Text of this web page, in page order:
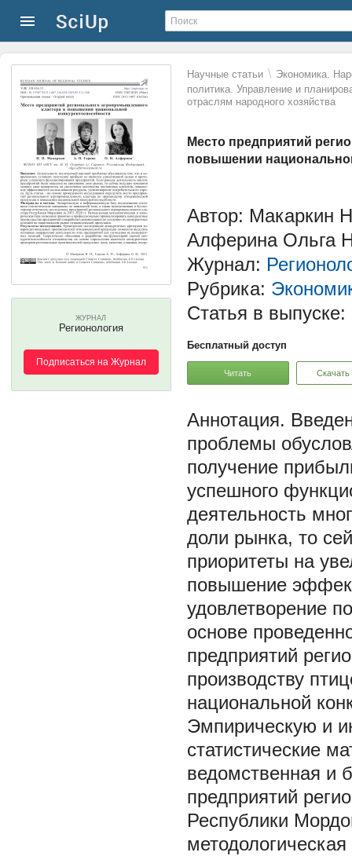
Научные статьи \ Экономика.
политика. Управление и
отраслям народного хозяйства
Место предприятий
повышении
ЖУРНАЛ
Регионология
Подписаться на Журнал
Автор: Макаркин
Алферина Ольга
Журнал:
Рубрика:
Статья в выпуске:
Бесплатный доступ
Читать Скачать
проблемы
получение
успешного
деятельность
доли рынка, то
приоритеты на
повышение
удовлетворение
основе
предприятий
производству
национальной
Эмпирическую и
статистические
ведомственная и
предприятий
Республики